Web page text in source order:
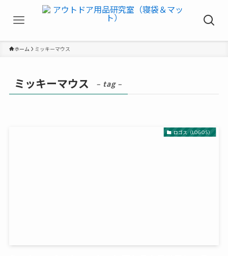
ホーム ミッキーマウス
ミッキーマウス – tag –
ロゴス（LOGOS）